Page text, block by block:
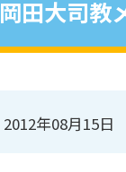
岡田大司教
2012年08月15日